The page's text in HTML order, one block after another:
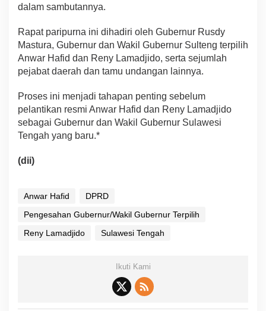
dalam sambutannya.
Rapat paripurna ini dihadiri oleh Gubernur Rusdy
Mastura, Gubernur dan Wakil Gubernur Sulteng terpilih
Anwar Hafid dan Reny Lamadjido, serta sejumlah
pejabat daerah dan tamu undangan lainnya.
Proses ini menjadi tahapan penting sebelum
pelantikan resmi Anwar Hafid dan Reny Lamadjido
sebagai Gubernur dan Wakil Gubernur Sulawesi
Tengah yang baru.*
(dii)
Anwar Hafid
DPRD
Pengesahan Gubernur/Wakil Gubernur Terpilih
Reny Lamadjido
Sulawesi Tengah
Ikuti Kami